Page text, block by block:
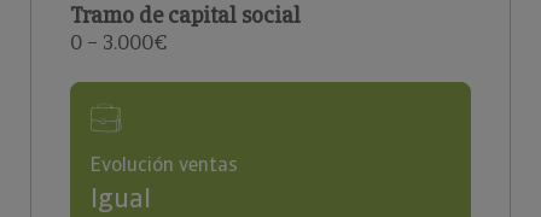
Tramo de capital social
0 – 3.000€
Evolución ventas
Igual